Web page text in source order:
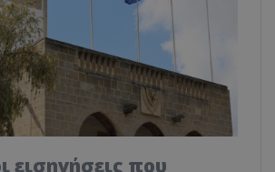
εισηγήσεις που